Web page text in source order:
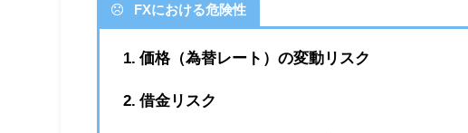
FXにおける危険性
1. 価格（為替レート）の変動リスク
2. 借金リスク